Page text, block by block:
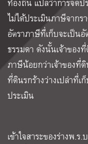
ท้องถิ่น แปลว่าการจัดป
ไม่ได้ประเมินภาษีจากร
อัตราภาษีที่เก็บจะเป็น
ธรรมดา ดังนั้นเจ้าของ
ภาษีน้อยกว่าเจ้าของที่
ที่ดินรกร้างว่างเปล่าที่
ประเมิน
เข้าใจสาระของร่างพ.